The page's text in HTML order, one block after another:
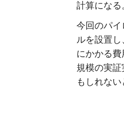
計算になる
今回のパイ
ルを設置
にかかる
規模の実
もしれない